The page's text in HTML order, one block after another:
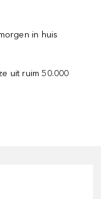
in huis
uit ruim 50.000